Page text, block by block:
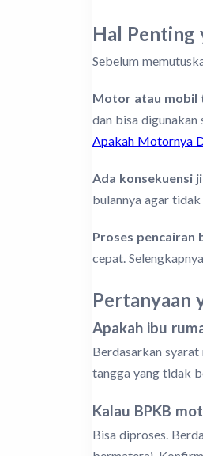
Hal Penting
Sebelum
Motor atau mobil
dan bisa
Apakah Motornya
Ada konsekuensi
bulannya agar
Proses pencairan
cepat.
Pertanyaan
Apakah ibu
Berdasarkan
tangga yang tidak
Kalau BPKB
Bisa diproses.